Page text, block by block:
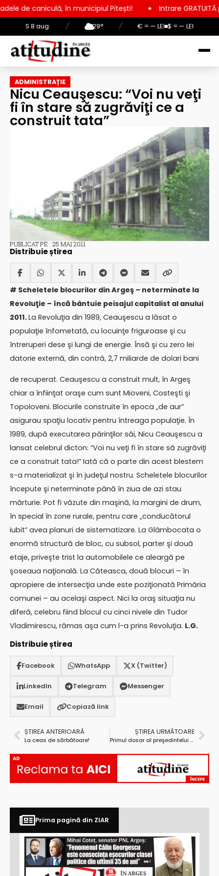
S 8 aug. / 29° / € = — LEI $ = — LEI
în municipiul Pitești! Intrare GRATUITĂ pentru copii,
ADMINISTRAȚIE
Nicu Ceauşescu: “Voi nu veţi
fi în stare să zugrăviţi ce a
construit tata”
PUBLICAT PE : 25 MAI 2011
Distribuie știrea
# Scheletele blocurilor din Argeş – neterminate la
Revoluţie – încă bântuie peisajul capitalist al anului
2011.La Revoluţia din 1989, Ceauşescu a lăsat o
populaţie înfometată, cu locuinţe friguroase şi cu
întreruperi dese şi lungi de energie. Însă şi cu zero lei
datorie externă, din contră, 2,7 miliarde de dolari bani
de recuperat. Ceauşescu a construit mult, în Argeş
chiar a înfiinţat oraşe cum sunt Mioveni, Costeşti şi
Topoloveni. Blocurile construite în epoca „de aur”
asigurau spaţiu locativ pentru întreaga populaţie. În
1989, după executarea părinţilor săi, Nicu Ceauşescu a
lansat celebrul dicton: “Voi nu veţi fi în stare să zugrăviţi
ce a construit tata!” Iată că o parte din acest blestem
s-a materializat şi în judeţul nostru. Scheletele blocurilor
începute şi neterminate până în ziua de azi stau
mărturie. Pot fi văzute din maşină, la margini de drum,
în special în zone rurale, pentru care „conducătorul
iubit” avea planuri de sistematizare. La Glâmbocata o
enormă structură de bloc, cu subsol, parter şi două
etaje, priveşte trist la automobilele ce aleargă pe
şoseaua naţională. La Căteasca, două blocuri – în
apropiere de intersecţia unde este poziţionată Primăria
comunei – au acelaşi aspect. Nici la oraş situaţia nu
diferă, celebru fiind blocul cu cinci nivele din Tudor
Vladimirescu, rămas aşa cum l-a prins Revoluţia. L.G.
Distribuie știrea
Facebook WhatsApp X (Twitter)
LinkedIn Telegram Messenger
Email Copiază link
ȘTIREA ANTERIOARĂ
La ceas de sărbătoare!
ȘTIREA URMĂTOARE
Primul dosar al preşedintelui C.J. Argeş, Constantin Nicolescu, a fost înaintat justiţiei
AD
Prima pagină din ZIAR